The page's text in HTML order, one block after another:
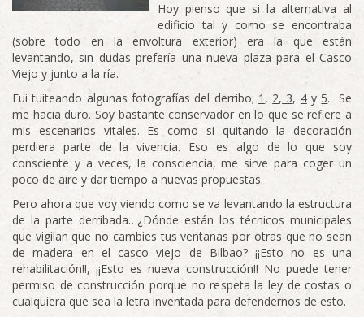
Hoy pienso que si la alternativa al
edificio tal y como se encontraba
(sobre todo en la envoltura exterior) era la que están
levantando, sin dudas prefería una nueva plaza para el Casco
Viejo y junto a la ría.
Fui tuiteando algunas fotografías del derribo; 1 , 2, 3, 4y 5. Se
me hacia duro. Soy bastante conservador en lo que se refiere a
mis escenarios vitales. Es como si quitando la decoración
perdiera parte de la vivencia. Eso es algo de lo que soy
consciente y a veces, la consciencia, me sirve para coger un
poco de aire y dar tiempo a nuevas propuestas.
Pero ahora que voy viendo como se va levantando la estructura
de la parte derribada…¿Dónde están los técnicos municipales
que vigilan que no cambies tus ventanas por otras que no sean
de madera en el casco viejo de Bilbao? ¡¡Esto no es una
rehabilitación!!, ¡¡Esto es nueva construcción!! No puede tener
permiso de construcción porque no respeta la ley de costas o
cualquiera que sea la letra inventada para defendernos de esto.